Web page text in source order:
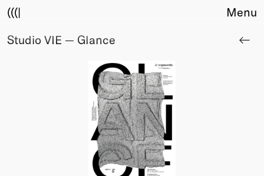
(((|
About
Menu
Studio VIE — Glance